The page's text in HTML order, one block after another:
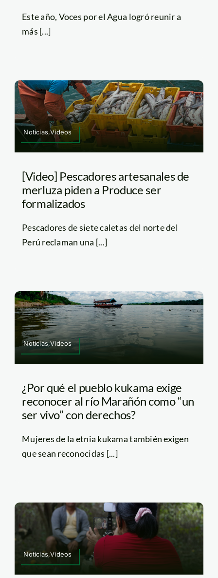
Este año, Voces por el Agua logró reunir a
más [...]
Noticias,Videos
[Video] Pescadores artesanales de
merluza piden a Produce ser
formalizados
Pescadores de siete caletas del norte del
Perú reclaman una [...]
Noticias,Videos
¿Por qué el pueblo kukama exige
reconocer al río Marañón como “un
ser vivo” con derechos?
Mujeres de la etnia kukama también exigen
que sean reconocidas [...]
Noticias,Videos